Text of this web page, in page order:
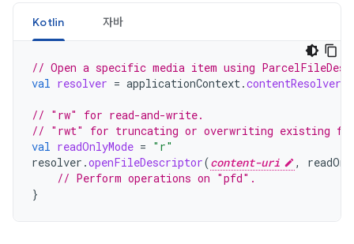
Kotlin 자바
// Open a specific media item using
val resolver = applicationContext.contentResolver
// "rw" for read-and-write.
// "rwt" for truncating or overwriting existing
val readOnlyMode = "r"
resolver .openFileDescriptor(content-uri ,
// Perform operations on "pfd".
}